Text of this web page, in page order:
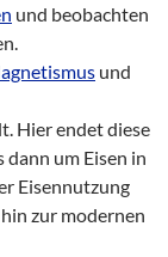
und beobachten
und
Hier endet diese
dann um Eisen in
Eisennutzung
zur modernen